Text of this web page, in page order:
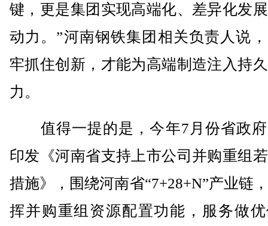
键，更是集团实现高端化、差异化发
动力。”河南钢铁集团相关负责人说
牢抓住创新，才能为高端制造注入持
力。
值得一提的是，今年7月份省政府
印发《河南省支持上市公司并购重组
措施》，围绕河南省“7+28+N”产业链
挥并购重组资源配置功能，服务做